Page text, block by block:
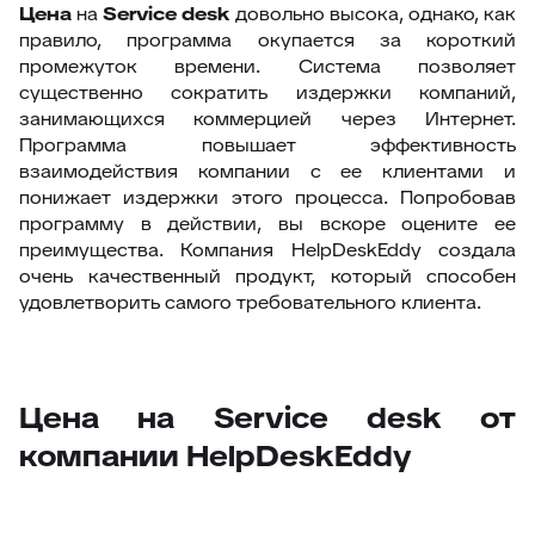
Цена наService desk довольно высока, однако, как
правило, программа окупается за короткий
промежуток времени. Система позволяет
существенно сократить издержки компаний,
занимающихся коммерцией через Интернет.
Программа повышает эффективность
взаимодействия компании с ее клиентами и
понижает издержки этого процесса. Попробовав
программу в действии, вы вскоре оцените ее
преимущества. Компания HelpDeskEddy создала
очень качественный продукт, который способен
удовлетворить самого требовательного клиента.
Цена на Service desk от
компании HelpDeskEddy